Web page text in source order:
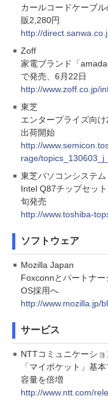
カールコードケーブ
販2,280円
http://
Zoff
家電ブランド「
で発売、6月22日
http://www.zoff.co.jp/
東芝
エンタープライズ向
出荷開始
http://
rage/
東芝パソコンシステム
Intel Q87チップセッ
旬発売
http://www.toshiba-
ソフトウェア
Mozilla Japan
Foxconnとパートナ
OS採用へ
http://www.mozilla.jp/
サービス
NTTコミュニケーショ
「マイポケット」基
容量を倍増
http://www.ntt.com/